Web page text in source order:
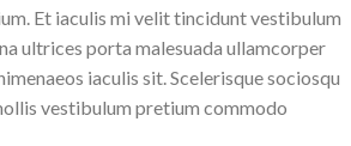
Et iaculis mi velit tincidunt vestibulum
ultrices porta malesuada ullamcorper
iaculis sit. Scelerisque sociosqu
vestibulum pretium commodo